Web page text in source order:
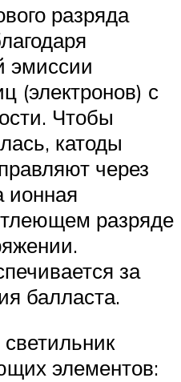
разряда
эмиссии
(электронов) с
Чтобы
катоды
через
ионная
разряде
за
балласта.
элементов: